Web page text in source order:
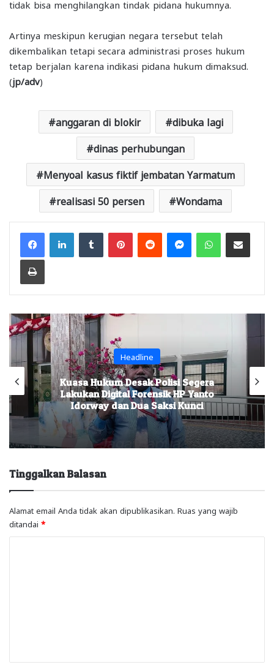
tidak bisa menghilangkan tindak pidana hukumnya.
Artinya meskipun kerugian negara tersebut telah
dikembalikan tetapi secara administrasi proses hukum
tetap berjalan karena indikasi pidana hukum dimaksud.
(jp/adv)
anggaran di blokir dibuka lagi
dinas perhubungan
Menyoal kasus fiktif jembatan Yarmatum
realisasi 50 persen Wondama
FacebookLinkedInTumblr PinterestReddit MessengerWhatsAppShare via Email
Print
Headline
Kuasa Hukum Desak Polisi Segera
Lakukan Digital Forensik HP Yanto
Idorway dan Dua Saksi Kunci
Tinggalkan Balasan
Alamat email Anda tidak akan dipublikasikan. Ruas yang wajib
ditandai *